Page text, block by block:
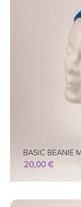
BASIC
20,00€